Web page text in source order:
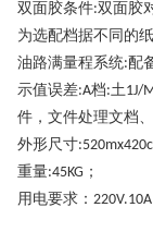
双面胶条件:双面胶
为选配档据不同的
油路满量程系统:配
示值误差:A档:土1J/
件，文件处理文档
外形尺寸:520mx42
重量:45KG ；
用电要求：